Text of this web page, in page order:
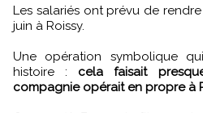
Les salariés ont prévu de
juin à Roissy.
Une opération symbolique
histoire : cela faisait
compagnie opérait en propre à